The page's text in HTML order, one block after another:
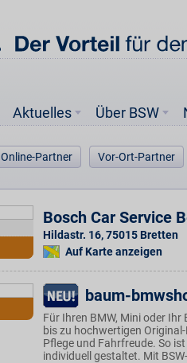
Aktuelles Über BSW
Online-Partner Vor-Ort-Partner
Bosch Car Service
Hildastr. 16,75015 Bretten
Auf Karte anzeigen
baum-
Für Ihren BMW, Mini oder
bis zu hochwertigen
Pflege und Fahrfreude. So
individuell gestaltet. Mit